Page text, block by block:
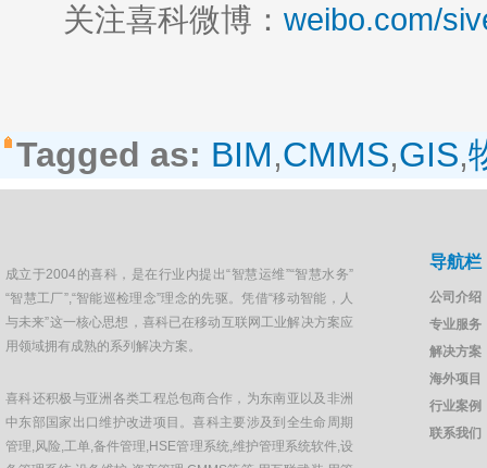
关注喜科微博： weibo.com/
Tagged as: BIM,CMMS,GIS,
成立于2004的喜科，是在行业内提出“智慧运维”“智慧水务”
“智慧工厂”,“智能巡检理念”理念的先驱。凭借“移动智能，人
与未来”这一核心思想，喜科已在移动互联网工业解决方案应
用领域拥有成熟的系列解决方案。
喜科还积极与亚洲各类工程总包商合作，为东南亚以及非洲
中东部国家出口维护改进项目。喜科主要涉及到全生命周期
管理,风险,工单,备件管理,HSE管理系统,维护管理系统软件,设
导航栏
公司介绍
专业服务
解决方案
海外项目
行业案例
联系我们